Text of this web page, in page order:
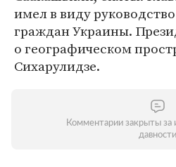
имел в виду
граждан Украины.
о географическом
Сихарулидзе.
Комментарии закрыты за
давности